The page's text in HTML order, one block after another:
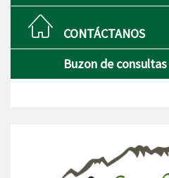
CONTÁCTANOS
Buzon de consultas